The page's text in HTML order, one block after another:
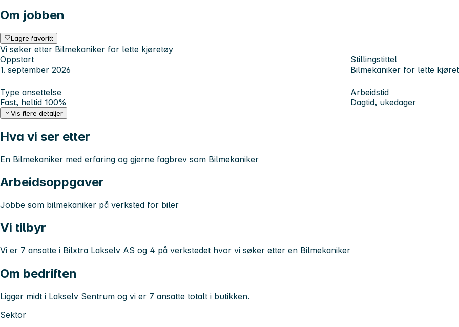
Om jobben
Lagre favoritt
Vi søker etter Bilmekaniker for lette kjøretøy
Oppstart
1. september 2026
Stillingstittel
Bilmekaniker for lette
Type ansettelse
Fast, heltid 100%
Arbeidstid
Dagtid, ukedager
Vis flere detaljer
Hva vi ser etter
En Bilmekaniker med erfaring og gjerne fagbrev som Bilmekaniker
Arbeidsoppgaver
Jobbe som bilmekaniker på verksted for biler
Vi tilbyr
Vi er 7 ansatte i Bilxtra Lakselv AS og 4 på verkstedet hvor vi søker etter en Bilmekaniker
Om bedriften
Ligger midt i Lakselv Sentrum og vi er 7 ansatte totalt i butikken.
Sektor